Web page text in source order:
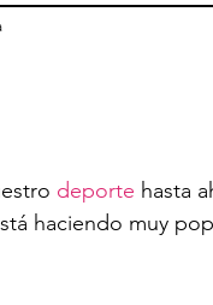
deporte hasta
haciendo muy